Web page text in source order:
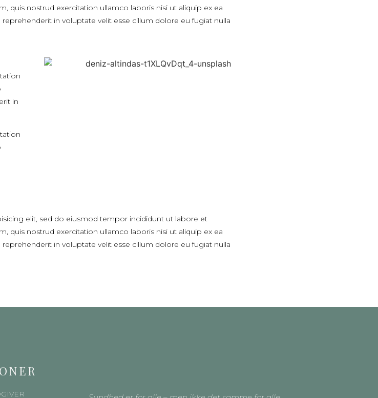
quis nostrud exercitation ullamco laboris nisi ut aliquip ex ea
in voluptate velit esse cillum dolore eu fugiat nulla
in
elit, sed do eiusmod tempor incididunt ut labore et
quis nostrud exercitation ullamco laboris nisi ut aliquip ex ea
in voluptate velit esse cillum dolore eu fugiat nulla